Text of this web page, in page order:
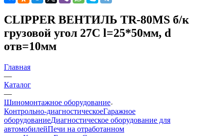
CLIPPER ВЕНТИЛЬ TR-80MS б/к
грузовой угол 27С l=25*50мм, d
отв=10мм
Главная
—
Каталог
—
Шиномонтажное оборудование
Контрольно-диагностическоеГаражное
оборудованиеДиагностическое оборудование для
автомобилейПечи на отработанном